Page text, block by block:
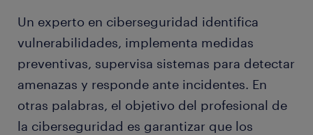
Un experto en ciberseguridad identifica
vulnerabilidades, implementa medidas
preventivas, supervisa sistemas para detectar
amenazas y responde ante incidentes. En
otras palabras, el objetivo del profesional de
la ciberseguridad es garantizar que los